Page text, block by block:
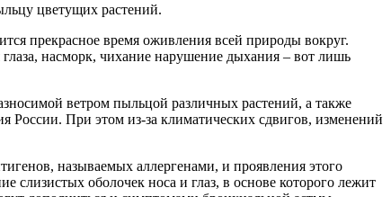
цветущих растений.
прекрасное время оживления всей природы вокруг.
насморк, чихание нарушение дыхания – вот лишь
ветром пыльцой различных растений, а также
России. При этом из-за климатических сдвигов, изменений
называемых аллергенами, и проявления этого
оболочек носа и глаз, в основе которого лежит